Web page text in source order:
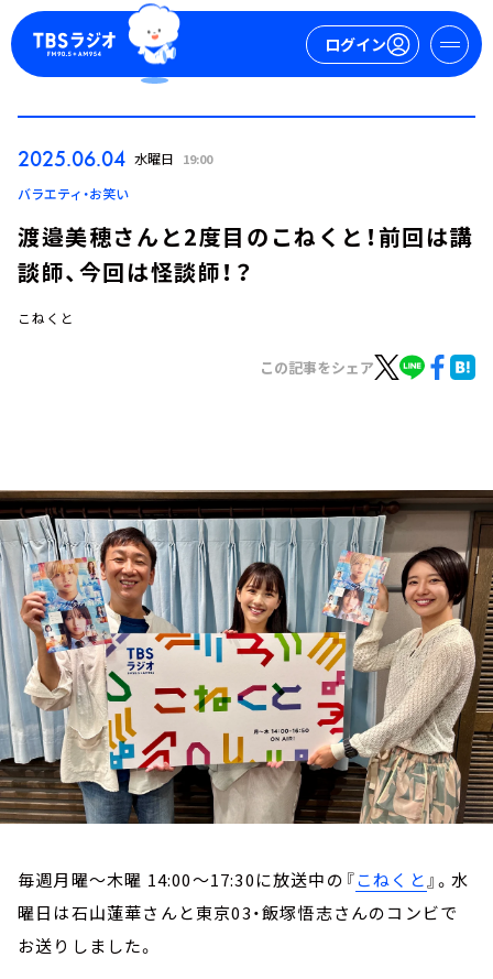
ログイン
ログイン
お知らせ
イベント・グッズ
YouTube
会社情報
2025.06.04 水曜日 19:00
バラエティ・お笑い
渡邉美穂さんと2度目のこねくと！前回は講
談師、今回は怪談師！？
こねくと
この記事をシェア
毎週月曜～木曜 14:00～17:30に放送中の『こねくと』。水
曜日は石山蓮華さんと東京03・飯塚悟志さんのコンビで
お送りしました。